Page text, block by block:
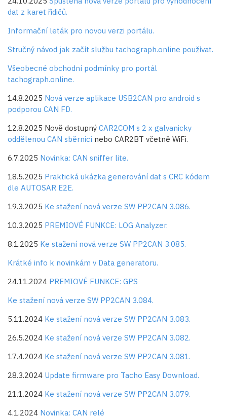
dat z karet řidičů.
Informační leták pro novou verzi portálu.
Stručný návod jak začít službu tachograph.online používat.
Všeobecné obchodní podmínky pro portál
tachograph.online.
14.8.2025 Nová verze aplikace USB2CAN pro android s
podporou CAN FD.
12.8.2025 Nově dostupný CAR2COM s 2 x galvanicky
oddělenou CAN sběrnicí nebo CAR2BT včetně WiFi.
6.7.2025 Novinka: CAN sniffer lite.
18.5.2025 Praktická ukázka generování dat s CRC kódem
dle AUTOSAR E2E.
19.3.2025 Ke stažení nová verze SW PP2CAN 3.086.
10.3.2025 PREMIOVÉ FUNKCE: LOG Analyzer.
8.1.2025 Ke stažení nová verze SW PP2CAN 3.085.
Krátké info k novinkám v Data generatoru.
24.11.2024 PREMIOVÉ FUNKCE: GPS
Ke stažení nová verze SW PP2CAN 3.084.
5.11.2024 Ke stažení nová verze SW PP2CAN 3.083.
26.5.2024 Ke stažení nová verze SW PP2CAN 3.082.
17.4.2024 Ke stažení nová verze SW PP2CAN 3.081.
28.3.2024 Update firmware pro Tacho Easy Download.
21.1.2024 Ke stažení nová verze SW PP2CAN 3.079.
4.1.2024 Novinka: CAN relé